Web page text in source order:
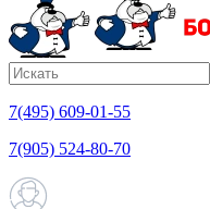
7(495) 609-01-55
7(905) 524-80-70